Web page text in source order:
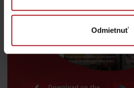
Odmietnuť